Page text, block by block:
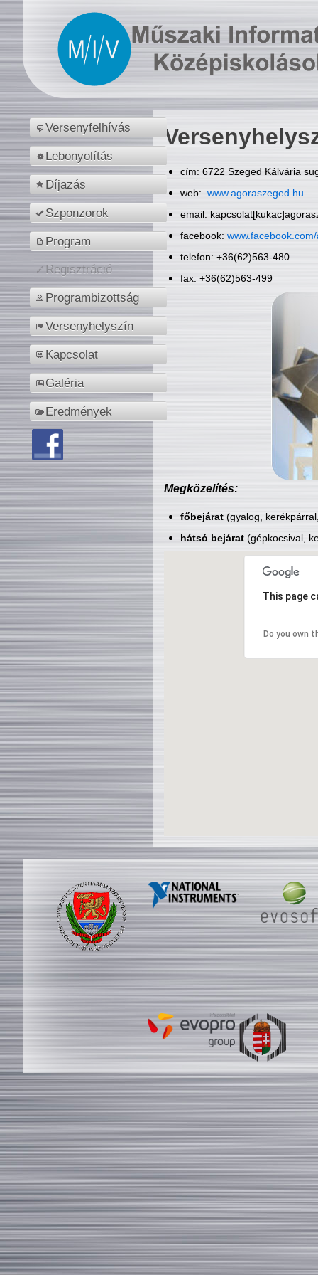
Versenyfelhívás
Lebonyolítás
Díjazás
Szponzorok
Program
Regisztráció
Programbizottság
Versenyhelyszín
Kapcsolat
Galéria
Eredmények
cím: 6722 Szeged Kálvária
web: www.agoraszeged.hu
email:
facebook:
telefon: +36(62)563-480
fax: +36(62)563-499
Megközelítés:
főbejárat(gyalog,
hátsó bejárat(gépkocsival,
This page
Do you own